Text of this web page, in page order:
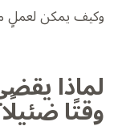
وكيف يمكن لعملٍ
لماذا
وقتًا